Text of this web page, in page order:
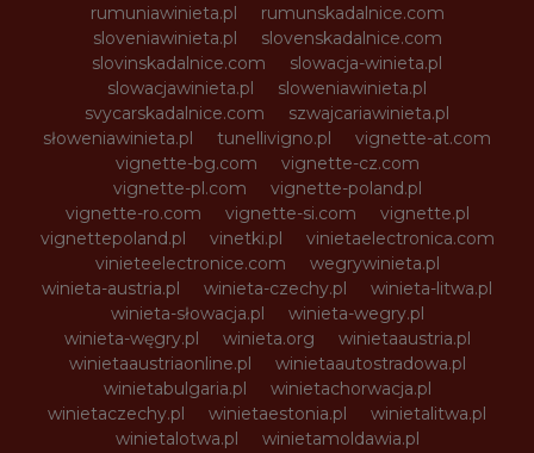
rumuniawinieta.pl
rumunskadalnice.com
sloveniawinieta.pl
slovenskadalnice.com
slovinskadalnice.com
slowacja-winieta.pl
slowacjawinieta.pl
sloweniawinieta.pl
svycarskadalnice.com
szwajcariawinieta.pl
słoweniawinieta.pl
tunellivigno.pl
vignette-at.com
vignette-bg.com
vignette-cz.com
vignette-pl.com
vignette-poland.pl
vignette-ro.com
vignette-si.com
vignette.pl
vignettepoland.pl
vinetki.pl
vinietaelectronica.com
vinieteelectronice.com
wegrywinieta.pl
winieta-austria.pl
winieta-czechy.pl
winieta-litwa.pl
winieta-słowacja.pl
winieta-wegry.pl
winieta-węgry.pl
winieta.org
winietaaustria.pl
winietaaustriaonline.pl
winietaautostradowa.pl
winietabulgaria.pl
winietachorwacja.pl
winietaczechy.pl
winietaestonia.pl
winietalitwa.pl
winietalotwa.pl
winietamoldawia.pl